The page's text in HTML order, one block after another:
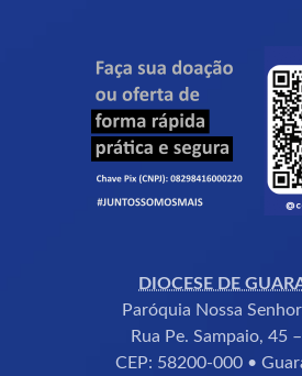
DIOCESE DE
Paróquia Nossa
Rua Pe. Sampaio, 45
CEP: 58200-000 •